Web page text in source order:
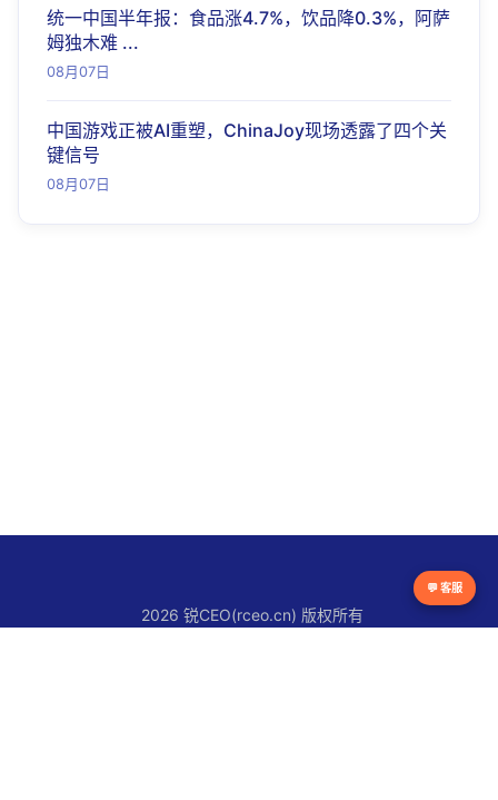
统一中国半年报：食品涨4.7%，饮品降0.3%，阿萨
姆独木难 ...
08月07日
中国游戏正被AI重塑，ChinaJoy现场透露了四个关
键信号
08月07日
2026 锐CEO(rceo.cn) 版权所有
💬 客服